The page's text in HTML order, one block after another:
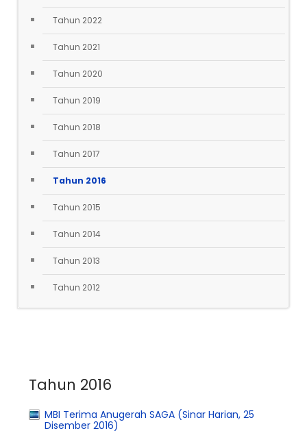
Tahun 2022
Tahun 2021
Tahun 2020
Tahun 2019
Tahun 2018
Tahun 2017
Tahun 2016
Tahun 2015
Tahun 2014
Tahun 2013
Tahun 2012
Tahun 2016
MBI Terima Anugerah SAGA (Sinar Harian, 25
Disember 2016)